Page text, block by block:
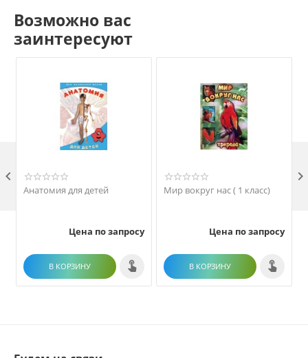
Возможно вас
заинтересуют
Анатомия для детей
Цена по запросу
В КОРЗИНУ
Мир вокруг нас ( 1 класс)
Цена по запросу
В КОРЗИНУ
 